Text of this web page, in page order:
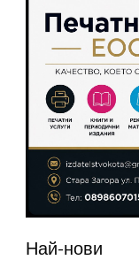
Най-нови